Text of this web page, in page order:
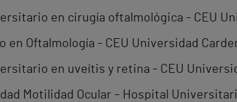
en cirugía oftalmológica - CEU
en Oftalmología - CEU Universidad
en uveítis y retina - CEU
Motilidad Ocular – Hospital